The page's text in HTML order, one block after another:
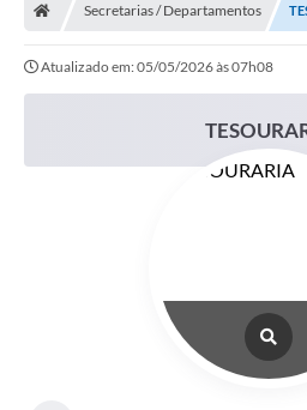
DOAÇÃO SOLIDARIA - FMDCA / FMDI
DIÁRIO OFICIAL DO MUNICÍPIO
Carta de Serviços
Objetivos de Desenvolvimento
Secretarias / Departamentos
Atualizado em: 05/05/2026 às 07h08